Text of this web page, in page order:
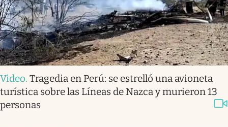
Video. Tragedia en Perú: se estrelló una avioneta
turística sobre las Líneas de Nazca y murieron 13
personas